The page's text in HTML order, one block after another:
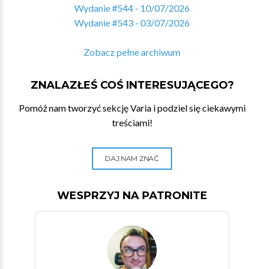
Wydanie #544 - 10/07/2026
Wydanie #543 - 03/07/2026
Zobacz pełne archiwum
ZNALAZŁEŚ COŚ INTERESUJĄCEGO?
Pomóż nam tworzyć sekcję Varia i podziel się ciekawymi
treściami!
DAJ NAM ZNAĆ
WESPRZYJ NA PATRONITE